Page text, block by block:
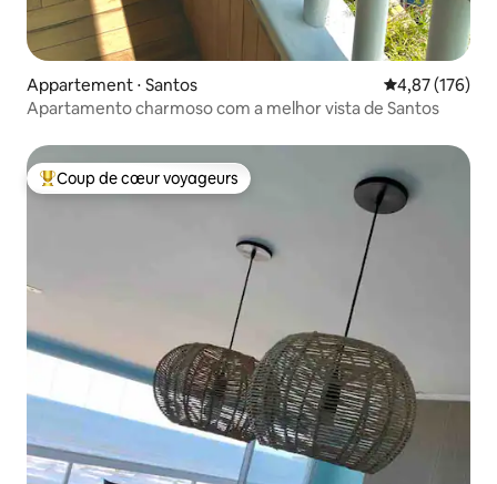
Appartement ⋅ Santos Évaluation
4,87 (176)
Apartamento charmoso com a melhor vista de Santos
Coups de cœur voyageurs les plus appréciés
Coup de cœur voyageurs